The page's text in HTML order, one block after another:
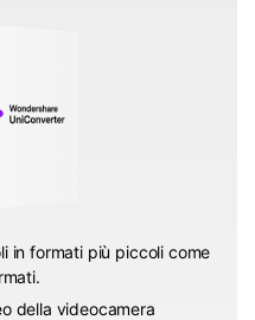
in formati più piccoli come
della videocamera